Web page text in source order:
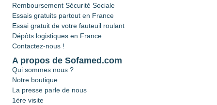
Remboursement Sécurité Sociale
Essais gratuits partout en France
Essai gratuit de votre fauteuil roulant
Dépôts logistiques en France
Contactez-nous !
A propos de Sofamed.com
Qui sommes nous ?
Notre boutique
La presse parle de nous
1ère visite